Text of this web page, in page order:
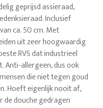
geprijsd assieraad,
Inclusief
ca. 50 cm. Met
uit zeer hoogwaardig
RVS dat industrieel
Anti-allergeen, dus ook
die niet tegen goud
Hoeft eigenlijk nooit af,
de douche gedragen